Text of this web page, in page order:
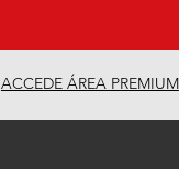
ACCEDE ÁREA PREMIUM